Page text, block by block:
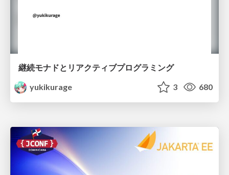
継続モナドとリアクティブプログラミング
yukikurage
3 680